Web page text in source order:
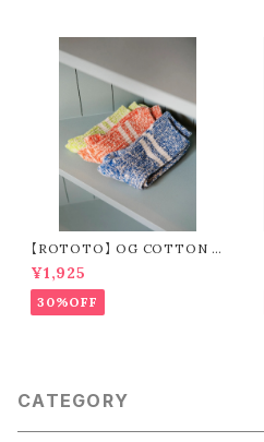
【ROTOTO】 OG COTTON S
¥1,925
30%OFF
CATEGORY